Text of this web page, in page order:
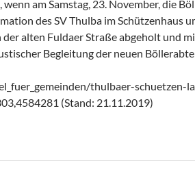
am Samstag, 23. November, die
des SV Thulba im Schützenhaus
der alten Fuldaer Straße abgeholt und
Begleitung der neuen
thulbaer-schuetzen-
(Stand: 21.11.2019)